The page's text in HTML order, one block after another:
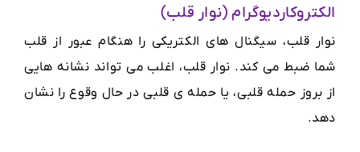
الکتروکاردیوگرام (نوار قلب)
نوار قلب، سیگنال های الکتریکی را هنگام عبور از قلب
شما ضبط می کند. نوار قلب، اغلب می تواند نشانه هایی
از بروز حمله قلبی، یا حمله ی قلبی در حال وقوع را نشان
دهد.